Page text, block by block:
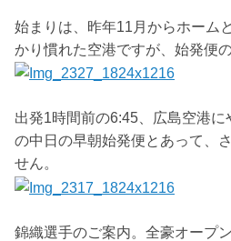
始まりは、昨年11月からホーム
かり慣れた空港ですが、始発便
出発1時間前の6:45、広島空港
の中日の早朝始発便とあって、
せん。
錦織選手のご案内。全豪オープ